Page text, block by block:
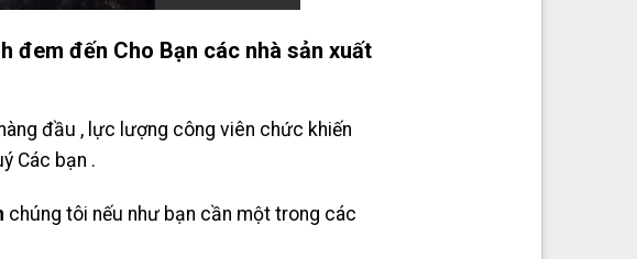
đem đến Cho Bạn các nhà sản xuất
đầu , lực lượng công viên chức khiến
Các bạn .
chúng tôi nếu như bạn cần một trong các